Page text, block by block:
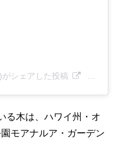
シェアした投稿
る木は、ハワイ州・オ
モアナルア・ガーデン